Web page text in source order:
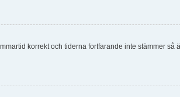
korrekt och tiderna fortfarande inte stämmer